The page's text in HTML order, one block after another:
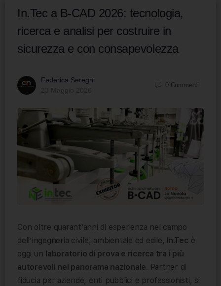
In.Tec a B-CAD 2026: tecnologia,
ricerca e analisi per costruire in
sicurezza e con consapevolezza
Federica Seregni
0 Commenti
Con oltre quarant’anni di esperienza nel campo
dell’ingegneria civile, ambientale ed edile, In.Tec è
oggi un laboratorio di prova e ricerca tra i più
autorevoli nel panorama nazionale. Partner di
fiducia per aziende, enti pubblici e professionisti, si